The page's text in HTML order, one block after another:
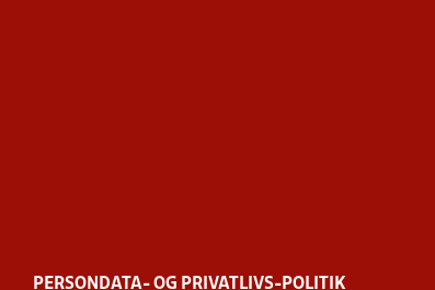
PERSONDATA- OG PRIVATLIVS-POLITIK